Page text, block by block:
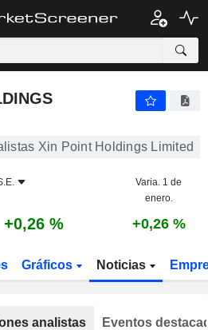
Xin Point Holdings Limited
Varia. 1 de
enero.
+0,26 % +0,26 %
Gráficos Noticias
analistas Eventos